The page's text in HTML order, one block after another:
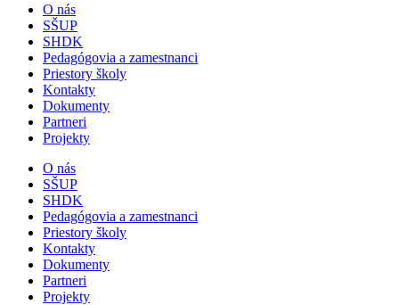
O nás
SŠUP
SHDK
Pedagógovia a zamestnanci
Priestory školy
Kontakty
Dokumenty
Partneri
Projekty
O nás
SŠUP
SHDK
Pedagógovia a zamestnanci
Priestory školy
Kontakty
Dokumenty
Partneri
Projekty